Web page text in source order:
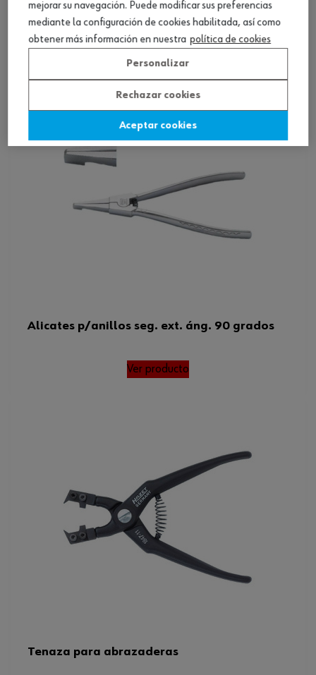
Ver producto
Alicates p/anillos seg. ext. áng. 90 grados
Ver producto
Tenaza para abrazaderas
mejorar su navegación. Puede modificar sus preferencias
mediante la configuración de cookies habilitada, así como
obtener más información en nuestra política de cookies
Personalizar
Rechazar cookies
Aceptar cookies